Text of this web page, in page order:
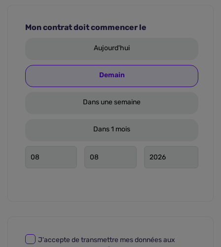
Mon contrat doit commencer le
Aujourd'hui
Demain
Dans une semaine
Dans 1 mois
J'accepte de transmettre mes données aux